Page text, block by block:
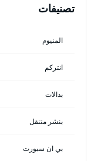
تصنيفات
المنيوم
انتركم
بدالات
بنشر متنقل
بي ان سبورت